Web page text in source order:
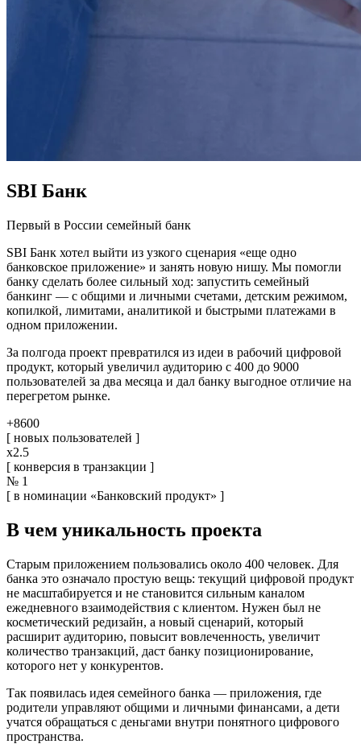
SBI Банк
Первый в России семейный банк
SBI Банк хотел выйти из узкого сценария «еще одно
банковское приложение» и занять новую нишу. Мы помогли
банку сделать более сильный ход: запустить семейный
банкинг — с общими и личными счетами, детским режимом,
копилкой, лимитами, аналитикой и быстрыми платежами в
одном приложении.
За полгода проект превратился из идеи в рабочий цифровой
продукт, который увеличил аудиторию с 400 до 9000
пользователей за два месяца и дал банку выгодное отличие на
перегретом рынке.
+8600
[ новых пользователей ]
x2.5
[ конверсия в транзакции ]
№ 1
[ в номинации «Банковский продукт» ]
В чем уникальность проекта
Старым приложением пользовались около 400 человек. Для
банка это означало простую вещь: текущий цифровой продукт
не масштабируется и не становится сильным каналом
ежедневного взаимодействия с клиентом. Нужен был не
косметический редизайн, а новый сценарий, который
расширит аудиторию, повысит вовлеченность, увеличит
количество транзакций, даст банку позиционирование,
которого нет у конкурентов.
Так появилась идея семейного банка — приложения, где
родители управляют общими и личными финансами, а дети
учатся обращаться с деньгами внутри понятного цифрового
пространства.